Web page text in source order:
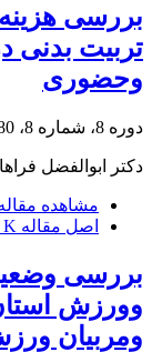
بررسی
تربیت بدنی
وحضوری
دوره 8، شماره 8، 1380
دکتر ابوالفضل
مشاهده
اصل مقاله K
بررسی
وورزش
ومربیان